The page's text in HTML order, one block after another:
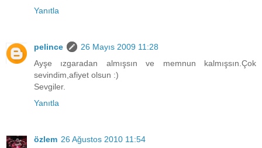
Yanıtla
pelince
26 Mayıs 2009 11:28
Ayşe ızgaradan almışsın ve memnun kalmışsın.Çok
sevindim,afiyet olsun :)
Sevgiler.
Yanıtla
özlem 26 Ağustos 2010 11:54